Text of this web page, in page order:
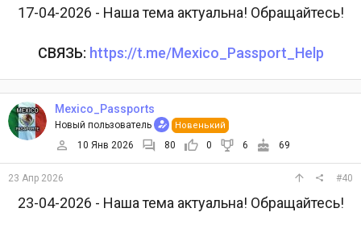
17-04-2026 - Наша тема актуальна! Обращайтесь!
СВЯЗЬ: https://t.me/Mexico_Passport_Help
Mexico_Passports
Новый пользователь Новенький
10 Янв 2026 80 0 6 69
23 Апр 2026 #40
23-04-2026 - Наша тема актуальна! Обращайтесь!